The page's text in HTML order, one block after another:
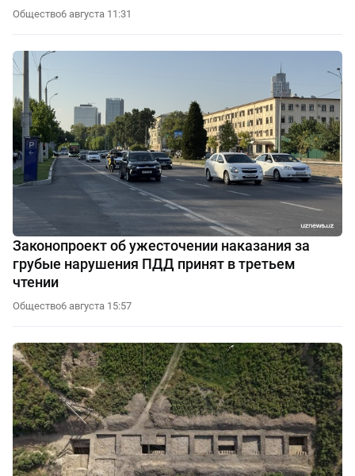
Общество6 августа 11:31
Законопроект об ужесточении наказания за
грубые нарушения ПДД принят в третьем
чтении
Общество6 августа 15:57